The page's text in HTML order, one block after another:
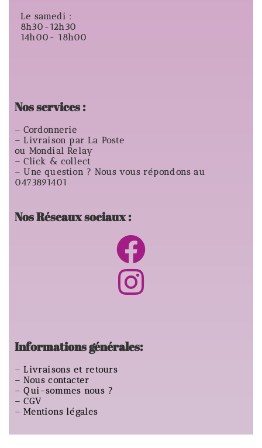
Le samedi :
8h30-12h30
14h00- 18h00
Nos services :
– Cordonnerie
– Livraison par La Poste
ou Mondial Relay
– Click & collect
– Une question ? Nous vous répondons au
0473891401
Nos Réseaux sociaux :
Informations générales:
–Livraisons et retours
–Nous contacter
–Qui-sommes nous ?
–CGV
–Mentions légales